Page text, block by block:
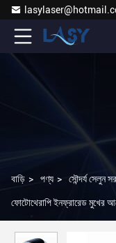
বাড়ি > পণ্য > সৌন্দর্য সেলুন
ফোটোথেরাপি ইনফ্রারেড মুখের